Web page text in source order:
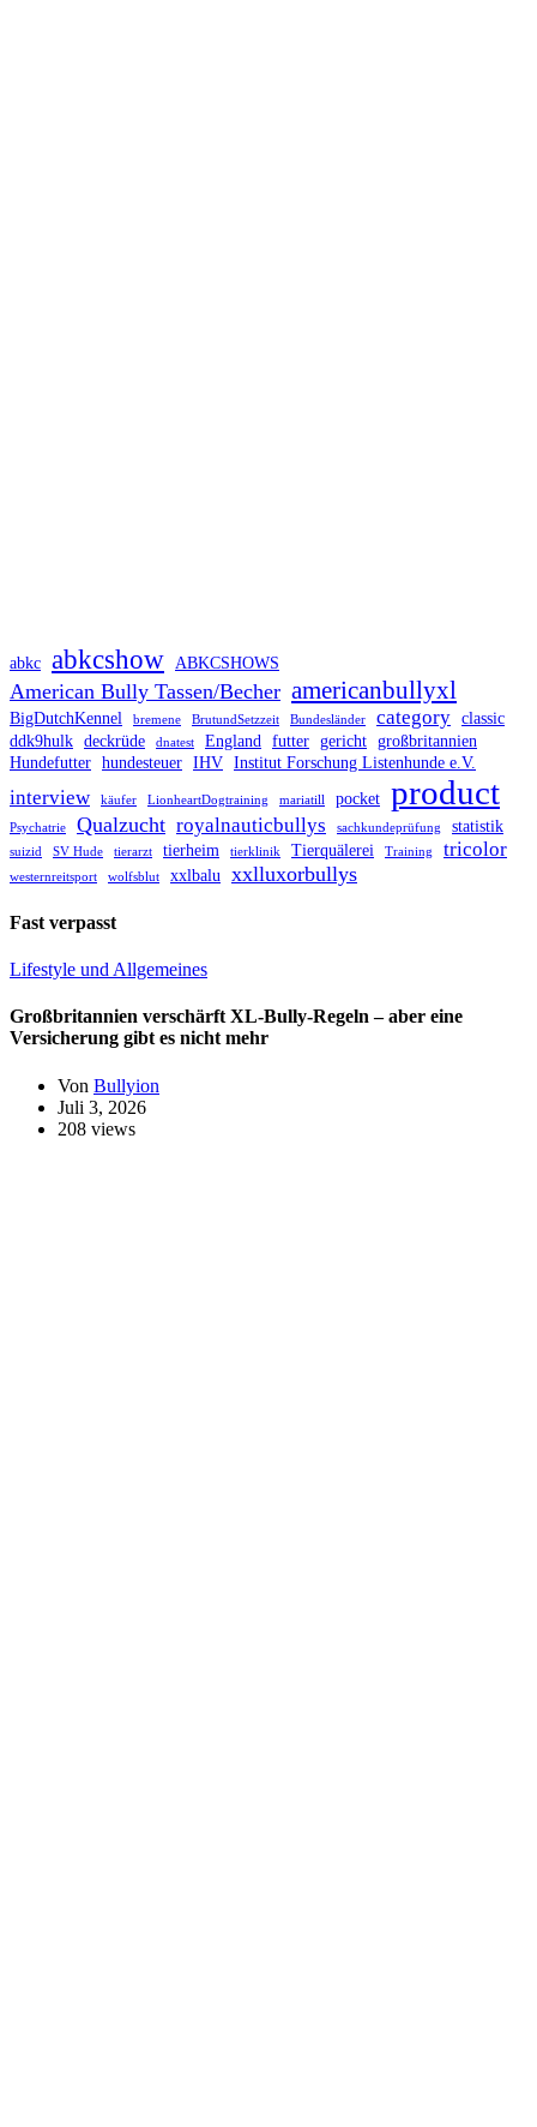
abkc abkcshow ABKCSHOWS
American Bully Tassen/Becher americanbullyxl
BigDutchKennel bremene BrutundSetzzeit Bundesländer category classic
ddk9hulk deckrüde dnatest England futter gericht großbritannien
Hundefutter hundesteuer IHV Institut Forschung Listenhunde e.V.
interview käufer LionheartDogtraining mariatill pocket product
Psychatrie Qualzucht royalnauticbullys sachkundeprüfung statistik
suizid SV Hude tierarzt tierheim tierklinik Tierquälerei Training tricolor
westernreitsport wolfsblut xxlbalu xxlluxorbullys
Fast verpasst
Lifestyle und Allgemeines
Großbritannien verschärft XL-Bully-Regeln – aber eine
Versicherung gibt es nicht mehr
Von Bullyion
Juli 3, 2026
208 views